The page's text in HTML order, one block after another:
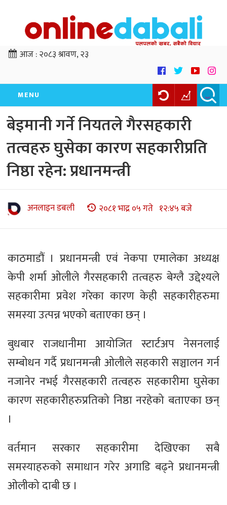
आज :२०८३ श्रावण, २३
MENU
बेइमानी गर्ने नियतले गैरसहकारी
तत्वहरु घुसेका कारण सहकारीप्रति
निष्ठा रहेन: प्रधानमन्त्री
अनलाइन डबली २०८१ भाद्र ०५ गते १२:४५ बजे
काठमाडौं । प्रधानमन्त्री एवं नेकपा एमालेका अध्यक्ष
केपी शर्मा ओलीले गैरसहकारी तत्वहरु बेग्लै उद्देश्यले
सहकारीमा प्रवेश गरेका कारण केही सहकारीहरुमा
समस्या उत्पन्न भएको बताएका छन् ।
बुधबार राजधानीमा आयोजित स्टार्टअप नेसनलाई
सम्बोधन गर्दै प्रधानमन्त्री ओलीले सहकारी सञ्चालन गर्न
नजानेर नभई गैरसहकारी तत्वहरु सहकारीमा घुसेका
कारण सहकारीहरुप्रतिको निष्ठा नरहेको बताएका छन्
।
वर्तमान सरकार सहकारीमा देखिएका सबै
समस्याहरुको समाधान गरेर अगाडि बढ्ने प्रधानमन्त्री
ओलीको दाबी छ ।